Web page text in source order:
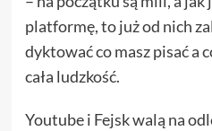
platformę, to już od nich
dyktować co masz pisać a
cała ludzkość.
Youtube i Fejsk walą na